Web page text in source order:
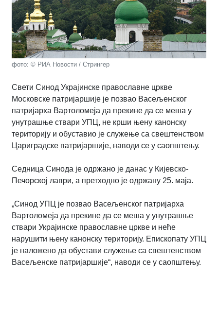
фото: © РИА Новости / Стрингер
Свети Синод Украјинске православне цркве
Московске патријаршије је позвао Васељенског
патријарха Вартоломеја да прекине да се меша у
унутрашње ствари УПЦ, не крши њену канонску
територију и обуставио је служење са свештенством
Цариградске патријаршије, наводи се у саопштењу.
Седница Синода је одржано је данас у Кијевско-
Печорској лаври, а претходно је одржану 25. маја.
„Синод УПЦ је позвао Васељенског патријарха
Вартоломеја да прекине да се меша у унутрашње
ствари Украјинске православне цркве и неће
нарушити њену канонску територију. Епископату УПЦ
је наложено да обустави служење са свештенством
Васељенске патријаршије“, наводи се у саопштењу.